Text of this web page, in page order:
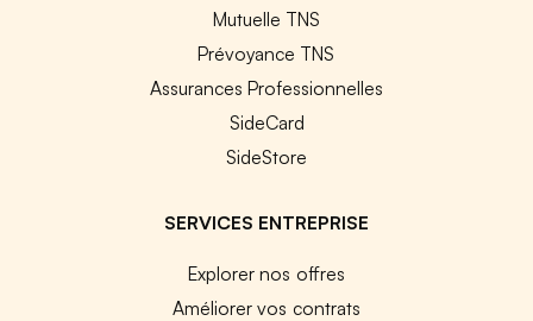
Mutuelle TNS
Prévoyance TNS
Assurances Professionnelles
SideCard
SideStore
SERVICES ENTREPRISE
Explorer nos offres
Améliorer vos contrats